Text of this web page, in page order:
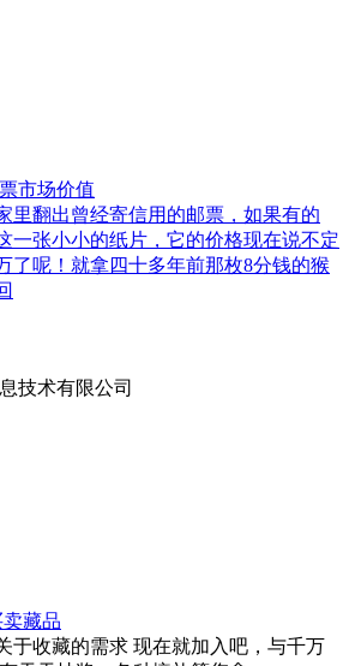
市场价值
翻出曾经寄信用的邮票，如果有的
一张小小的纸片，它的价格现在说不定
了呢！就拿四十多年前那枚8分钱的猴
技术有限公司
藏品
于收藏的需求 现在就加入吧，与千万